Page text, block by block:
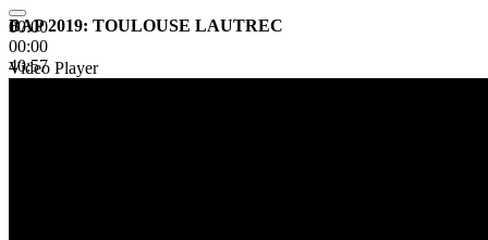
00:00
00:00
40:57
BAP 2019: TOULOUSE LAUTREC
Video Player